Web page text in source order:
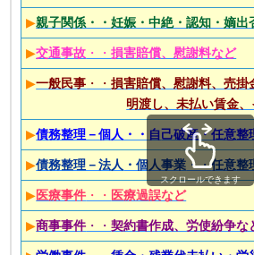
▶親子関係・・妊娠・中絶・認知・嫡
▶交通事故 ・・損害賠償、慰謝料など
▶一般民事 ・・損害賠償、慰謝料、売掛
明渡し、未払い賃金
▶債務整理－個人・・ 自己破産・任意整
▶債務整理－法人 ・個人事業 ・・任意整
▶医療事件 ・・ 医療過誤など
▶商事事件・・契約書作成、労使紛争な
スクロールできます